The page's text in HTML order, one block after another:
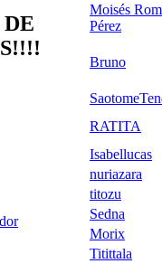
Moisés
Pérez
Bruno
RATITA
Isabellucas
nuriazara
titozu
Sedna
Morix
Titittala